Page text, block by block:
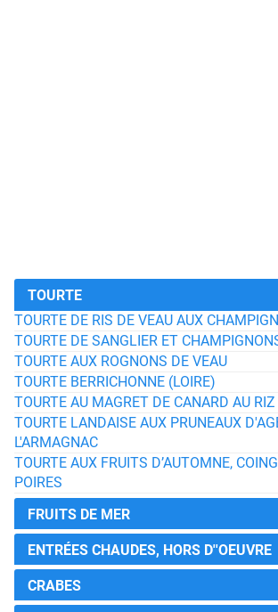
TOURTE
TOURTE DE RIS DE VEAU AUX
TOURTE DE SANGLIER ET
TOURTE AUX ROGNONS DE VEAU
TOURTE BERRICHONNE (LOIRE)
TOURTE AU MAGRET DE CANARD AU RIZ
TOURTE LANDAISE AUX PRUNEAUX
L'ARMAGNAC
TOURTE AUX FRUITS D’AUTOMNE,
POIRES
FRUITS DE MER
ENTRÉES CHAUDES, HORS D''OEUVRE
CRABES